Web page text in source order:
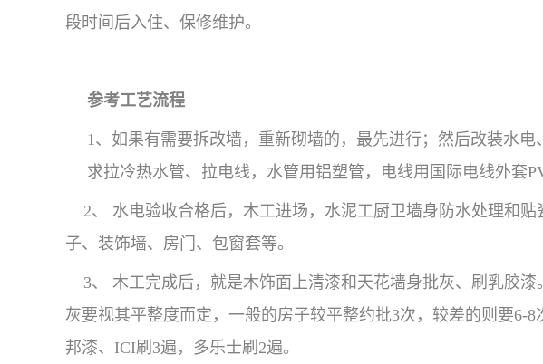
段时间后入住、保修维护。
参考工艺流程
1、如果有需要拆改墙，重新砌墙的，最先进行；然后改装水
求拉冷热水管、拉电线，水管用铝塑管，电线用国际电线外套
2、 水电验收合格后，木工进场，水泥工厨卫墙身防水处理和贴
子、装饰墙、房门、包窗套等。
3、 木工完成后，就是木饰面上清漆和天花墙身批灰、刷乳胶漆
灰要视其平整度而定，一般的房子较平整约批3次，较差的则要6-
邦漆、ICI刷3遍，多乐士刷2遍。